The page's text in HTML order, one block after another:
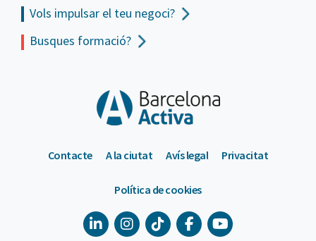
Vols impulsar el teu negoci?
Busques formació?
Contacte A la ciutat Avís legal Privacitat
Política de cookies